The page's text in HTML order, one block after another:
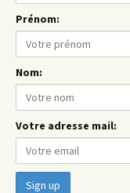
Prénom:
Nom:
Votre adresse mail: